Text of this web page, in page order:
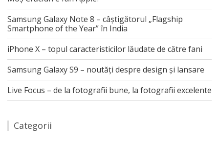
Samsung Galaxy Note 8 – câștigătorul „Flagship
Smartphone of the Year” în India
iPhone X – topul caracteristicilor lăudate de către fani
Samsung Galaxy S9 – noutăți despre design și lansare
Live Focus – de la fotografii bune, la fotografii excelente
Categorii